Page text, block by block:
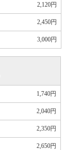
2,120円
2,450円
3,000円
1,740円
2,040円
2,350円
2,650円